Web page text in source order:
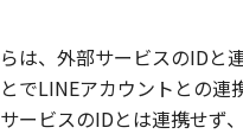
、外部サービスのIDと
でLINEアカウントとの連
ビスのIDとは連携せず